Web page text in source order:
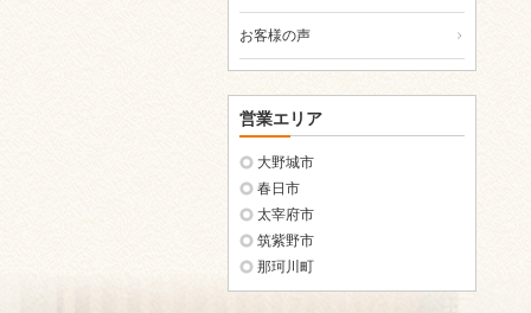
お客様の声
営業エリア
大野城市
春日市
太宰府市
筑紫野市
那珂川町